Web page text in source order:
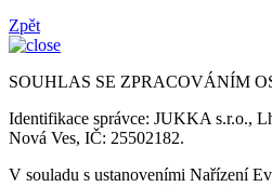
Zpět
SOUHLAS SE ZPRACOVÁNÍM
Identifikace správce: JUKKA s.r.o.,
Nová Ves, IČ: 25502182.
V souladu s ustanoveními Nařízení